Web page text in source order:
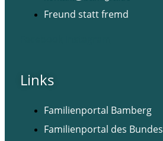
Freund statt fremd
Links
Familienportal Bamberg
Familienportal des Bundes